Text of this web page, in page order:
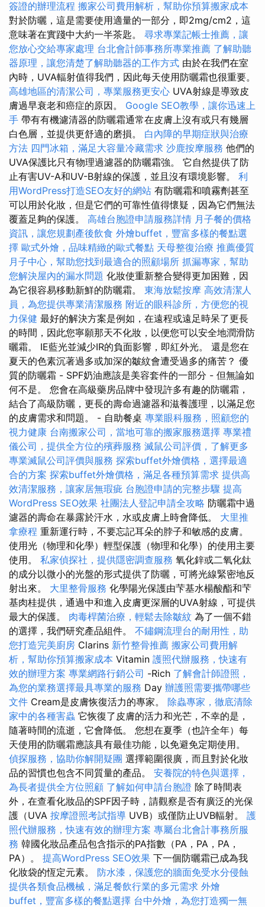
簽證的辦理流程 搬家公司費用解析，幫助你預算搬家成本
對於防曬，這是需要使用適量的一部分，即2mg/cm2，這
意味著在實踐中大約一半茶匙。 尋求專業記帳士推薦，讓
您放心交給專家處理 台北會計師事務所專業推薦 了解助聽
器原理，讓您清楚了解助聽器的工作方式 由於在我們在室
內時，UVA輻射值得我們，因此每天使用防曬霜也很重要。
高雄地區的清潔公司，專業服務更安心 UVA射線是導致皮
膚過早衰老和癌症的原因。 Google SEO教學，讓你迅速上
手 帶有有機濾清器的防曬霜通常在皮膚上沒有或只有幾層
白色層，並提供更舒適的磨損。 白內障的早期症狀與治療
方法 四門冰箱，滿足大容量冷藏需求 沙鹿按摩服務 他們的
UVA保護比只有物理過濾器的防曬霜強。 它自然提供了防
止有害UV-A和UV-B射線的保護，並且沒有環境影響。 利
用WordPress打造SEO友好的網站 有防曬霜和噴霧劑甚至
可以用於化妝，但是它們的可靠性值得懷疑，因為它們無法
覆蓋足夠的保護。 高雄台胞證申請服務詳情 月子餐的價格
資訊，讓您規劃產後飲食 外燴buffet，豐富多樣的餐點選
擇 歐式外燴，品味精緻的歐式餐點 天母整復治療 推薦優質
月子中心，幫助您找到最適合的照顧場所 抓漏專家，幫助
您解決屋內的漏水問題 化妝使重新整合變得更加困難，因
為它很容易移動新鮮的防曬霜。 東海放鬆按摩 高效清潔人
員，為您提供專業清潔服務 附近的眼科診所，方便您的視
力保健 最好的解決方案是例如，在遠程或遠足時呆了更長
的時間，因此您寧願那天不化妝，以便您可以安全地潤滑防
曬霜。 IE藍光並減少IR的負面影響，即紅外光。 還是您在
夏天的色素沉著過多或加深的皺紋會遭受過多的痛苦？ 優
質的防曬霜 - SPF奶油應該是美容套件的一部分 - 但無論如
何不是。 您會在高級藥房品牌中發現許多有趣的防曬霜，
結合了高級防曬，更長的壽命過濾器和滋養護理，以滿足您
的皮膚需求和問題。 - 自助餐桌 專業眼科服務，照顧您的
視力健康 台南搬家公司，當地可靠的搬家服務選擇 專業禮
儀公司，提供全方位的殯葬服務 滅鼠公司評價，了解更多
專業滅鼠公司評價與服務 探索buffet外燴價格，選擇最適
合的方案 探索buffet外燴價格，滿足各種預算需求 提供高
效清潔服務，讓家居無瑕疵 台胞證申請的完整步驟 提高
WordPress SEO效果 社團法人登記申請全攻略 防曬霜中過
濾器的壽命在暴露於汗水，水或皮膚上時會降低。 大里推
拿療程 重新運行時，不要忘記耳朵的脖子和敏感的皮膚。
使用光（物理和化學）輕型保護（物理和化學）的使用主要
使用。 私家偵探社，提供隱密調查服務 氧化鋅或二氧化鈦
的成分以微小的光盤的形式提供了防曬，可將光線緊密地反
射出來。 大里整骨服務 化學陽光保護由芐基水楊酸酯和芐
基肉桂提供，通過中和進入皮膚更深層的UVA射線，可提供
最大的保護。 肉毒桿菌治療，輕鬆去除皺紋 為了一個不錯
的選擇，我們研究產品組件。 不鏽鋼流理台的耐用性，助
您打造完美廚房 Clarins 新竹整骨推薦 搬家公司費用解
析，幫助你預算搬家成本 Vitamin 護照代辦服務，快速有
效的辦理方案 專業網路行銷公司 -Rich 了解會計師證照，
為您的業務選擇最具專業的服務 Day 辦護照需要攜帶哪些
文件 Cream是皮膚恢復活力的專家。 除蟲專家，徹底清除
家中的各種害蟲 它恢復了皮膚的活力和光芒，不幸的是，
隨著時間的流逝，它會降低。 您想在夏季（也許全年）每
天使用的防曬霜應該具有最佳功能，以免避免定期使用。
偵探服務，協助你解開疑團 選擇範圍很廣，而且對於化妝
品的習慣也包含不同質量的產品。 安養院的特色與選擇，
為長者提供全方位照顧 了解如何申請台胞證 除了時間表
外，在查看化妝品的SPF因子時，請觀察是否有廣泛的光保
護（UVA 按摩證照考試指導 UVB）或僅防止UVB輻射。 護
照代辦服務，快速有效的辦理方案 專屬台北會計事務所服
務 韓國化妝品產品包含指示的PA指數（PA，PA，PA，
PA）。 提高WordPress SEO效果 下一個防曬霜已成為我
化妝袋的恆定元素。 防水漆，保護您的牆面免受水分侵蝕
提供各類食品機械，滿足餐飲行業的多元需求 外燴
buffet，豐富多樣的餐點選擇 台中外燴，為您打造獨一無